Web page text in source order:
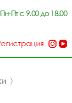
Пн-Пт с 9.00 до 18.00
〉